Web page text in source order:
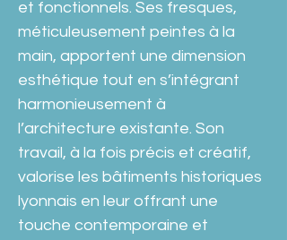
et fonctionnels. Ses fresques,
méticuleusement peintes à la
main, apportent une dimension
esthétique tout en s’intégrant
harmonieusement à
l’architecture existante. Son
travail, à la fois précis et créatif,
valorise les bâtiments historiques
lyonnais en leur offrant une
touche contemporaine et